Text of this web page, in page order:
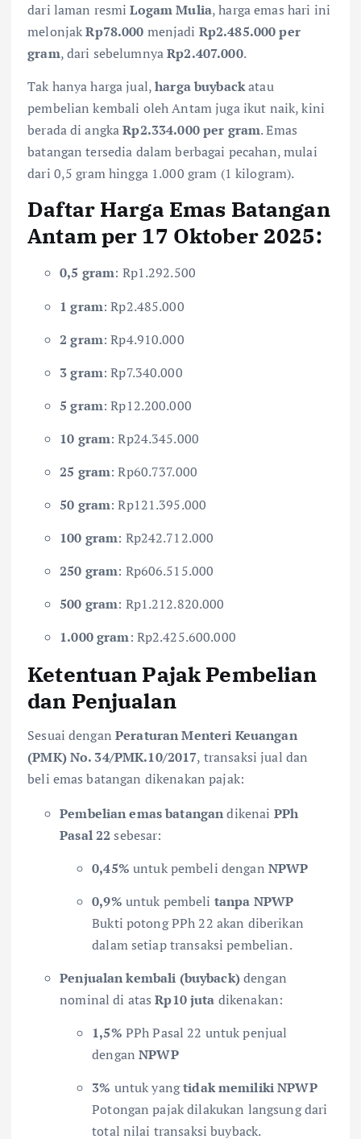
dari laman resmiLogam Mulia, harga emas hari ini
melonjakRp78.000 menjadi Rp2.485.000 per
gram, dari sebelumnyaRp2.407.000.
Tak hanya harga jual,harga buybackatau
pembelian kembali oleh Antam juga ikut naik, kini
berada di angkaRp2.334.000 per gram. Emas
batangan tersedia dalam berbagai pecahan, mulai
dari 0,5 gram hingga 1.000 gram (1 kilogram).
Daftar Harga Emas Batangan
Antam per 17 Oktober 2025:
0,5 gram: Rp1.292.500
1 gram: Rp2.485.000
2 gram: Rp4.910.000
3 gram: Rp7.340.000
5 gram: Rp12.200.000
10 gram: Rp24.345.000
25 gram: Rp60.737.000
50 gram: Rp121.395.000
100 gram: Rp242.712.000
250 gram: Rp606.515.000
500 gram: Rp1.212.820.000
1.000 gram: Rp2.425.600.000
Ketentuan Pajak Pembelian
dan Penjualan
Sesuai denganPeraturan Menteri Keuangan
(PMK) No. 34/PMK.10/2017, transaksi jual dan
beli emas batangan dikenakan pajak:
Pembelian emas batangandikenai PPh
Pasal 22 sebesar:
0,45% untuk pembeli dengan NPWP
0,9% untuk pembeli tanpa NPWP
Bukti potong PPh 22 akan diberikan
dalam setiap transaksi pembelian.
Penjualan kembali (buyback)dengan
nominal di atasRp10 juta dikenakan:
1,5% PPh Pasal 22 untuk penjual
denganNPWP
3% untuk yangtidak memiliki NPWP
Potongan pajak dilakukan langsung dari
total nilai transaksi buyback.